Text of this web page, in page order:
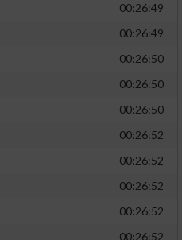
00:26:49
00:26:49
00:26:50
00:26:50
00:26:50
00:26:52
00:26:52
00:26:52
00:26:52
00:26:52